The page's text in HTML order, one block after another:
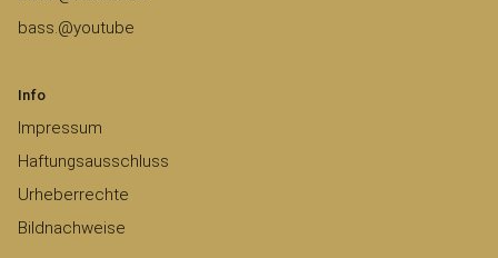
bass.@youtube
Info
Impressum
Haftungsausschluss
Urheberrechte
Bildnachweise